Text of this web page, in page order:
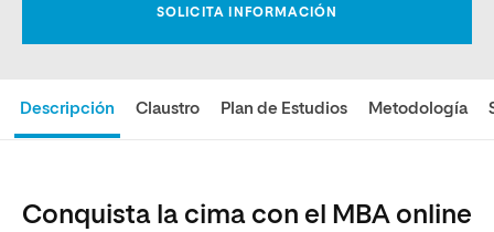
Descripción Claustro Plan de Estudios Metodología
Conquista la cima con el MBA online